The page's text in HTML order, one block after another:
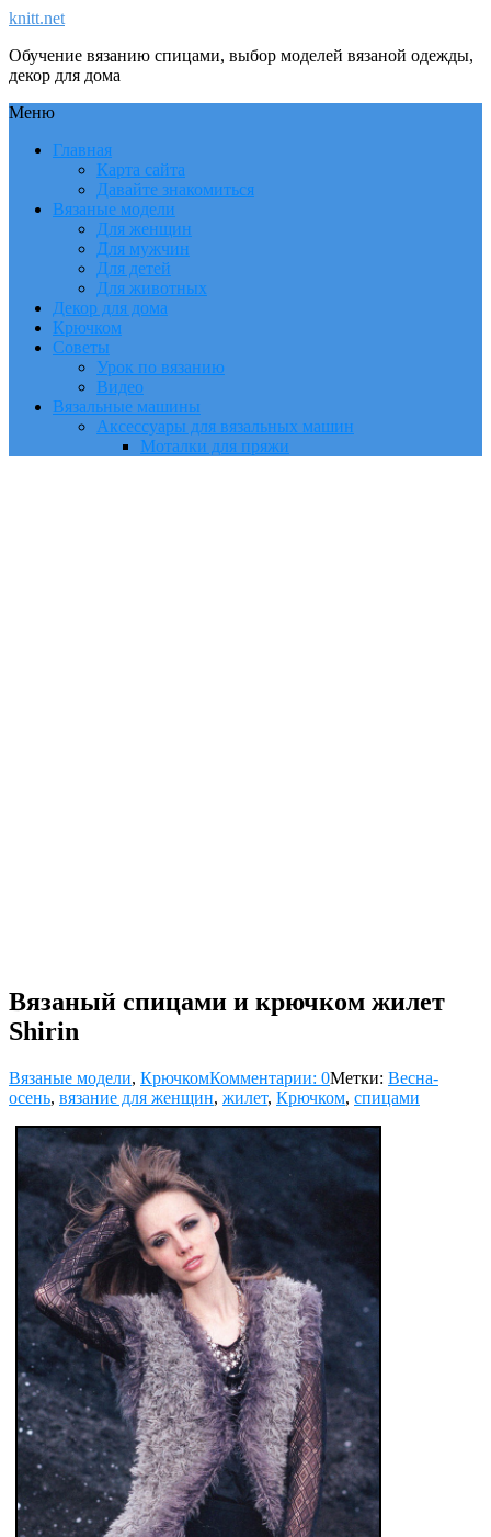
knitt.net
Обучение вязанию спицами, выбор моделей вязаной одежды,
декор для дома
Меню
Главная
Карта сайта
Давайте знакомиться
Вязаные модели
Для женщин
Для мужчин
Для детей
Для животных
Декор для дома
Крючком
Советы
Урок по вязанию
Видео
Вязальные машины
Аксессуары для вязальных машин
Моталки для пряжи
Вязаный спицами и крючком жилет
Shirin
Вязаные модели, КрючкомКомментарии: 0Метки: Весна-
осень, вязание для женщин, жилет, Крючком, спицами